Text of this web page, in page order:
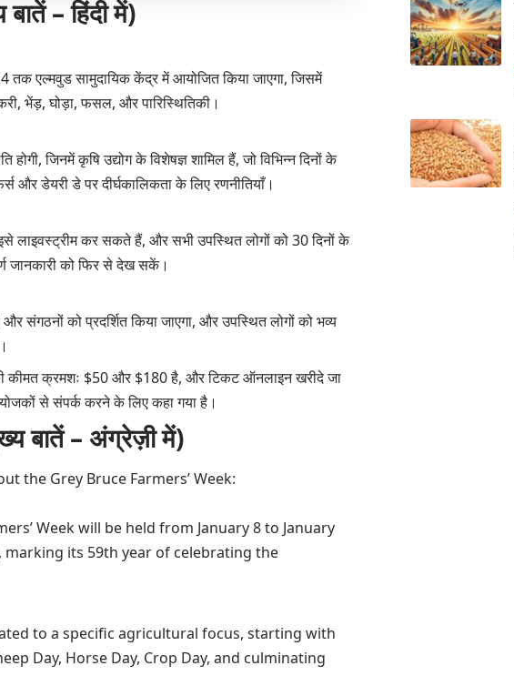
– हिंदी में)
तक एल्मवुड सामुदायिक केंद्र में आयोजित किया जाएगा, जिसमें
भेंड़, घोड़ा, फसल, और पारिस्थितिकी।
जिनमें कृषि उद्योग के विशेषज्ञ शामिल हैं, जो विभिन्न दिनों के
और डेयरी डे पर दीर्घकालिकता के लिए रणनीतियाँ।
लाइवस्ट्रीम कर सकते हैं, और सभी उपस्थित लोगों को 30 दिनों के
जानकारी को फिर से देख सकें।
और संगठनों को प्रदर्शित किया जाएगा, और उपस्थित लोगों को भव्य
कीमत क्रमशः $50 और $180 है, और टिकट ऑनलाइन खरीदे जा
से संपर्क करने के लिए कहा गया है।
– अंग्रेज़ी में)
the Grey Bruce Farmers’ Week:
Week will be held from January 8 to January
marking its 59th year of celebrating the
to a specific agricultural focus, starting with
Day, Horse Day, Crop Day, and culminating